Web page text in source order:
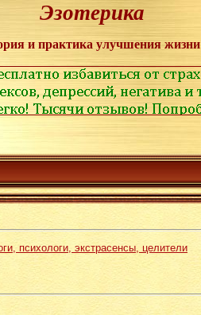
Эзотерика
и практика улучшения жизни
психологи, экстрасенсы, целители